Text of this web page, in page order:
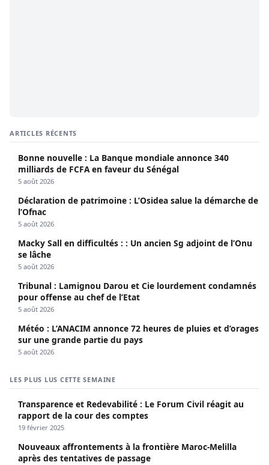
ARTICLES RÉCENTS
Bonne nouvelle : La Banque mondiale annonce 340
milliards de FCFA en faveur du Sénégal
5 août 2026
Déclaration de patrimoine : L’Osidea salue la démarche de
l’Ofnac
5 août 2026
Macky Sall en difficultés : : Un ancien Sg adjoint de l’Onu
se lâche
5 août 2026
Tribunal : Lamignou Darou et Cie lourdement condamnés
pour offense au chef de l’Etat
5 août 2026
Météo : L’ANACIM annonce 72 heures de pluies et d’orages
sur une grande partie du pays
5 août 2026
LES PLUS LUS CETTE SEMAINE
Transparence et Redevabilité : Le Forum Civil réagit au
rapport de la cour des comptes
19 février 2025
Nouveaux affrontements à la frontière Maroc-Melilla
après des tentatives de passage